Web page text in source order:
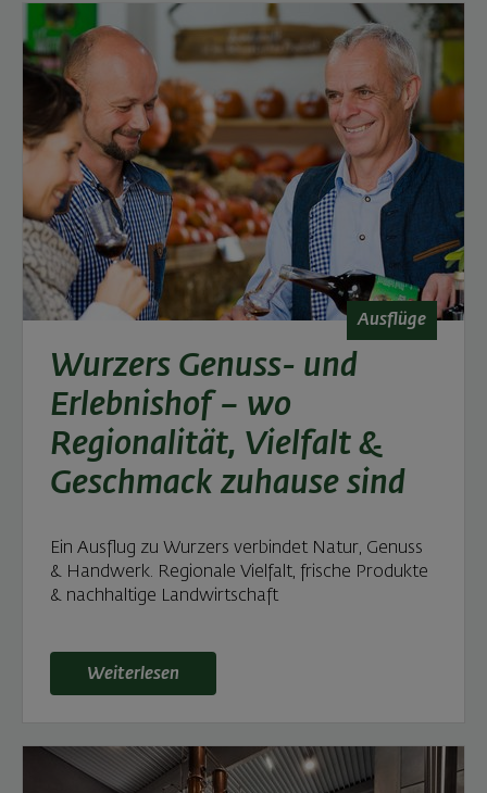
Ausflüge
Wurzers Genuss- und
Erlebnishof – wo
Regionalität, Vielfalt &
Geschmack zuhause sind
Ein Ausflug zu Wurzers verbindet Natur, Genuss
& Handwerk. Regionale Vielfalt, frische Produkte
& nachhaltige Landwirtschaft
Weiterlesen: Wurzers Genuss- und Erlebnishof –
Weiterlesen